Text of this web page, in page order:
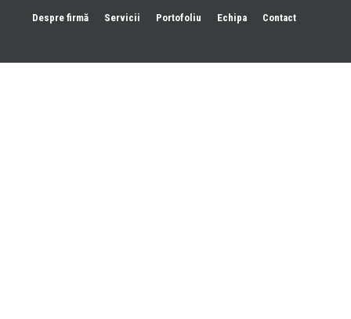
Despre firmă Servicii Portofoliu Echipa Contact